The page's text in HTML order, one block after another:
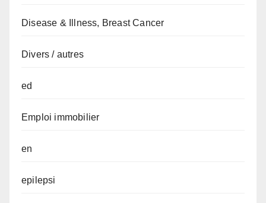
Disease & Illness, Breast Cancer
Divers / autres
ed
Emploi immobilier
en
epilepsi